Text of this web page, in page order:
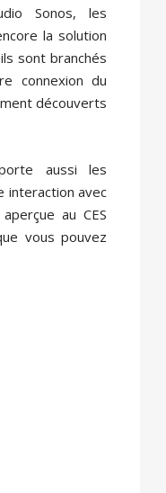
Sonos, les
la solution
sont branchés
connexion du
découverts
aussi les
interaction avec
au CES
vous pouvez